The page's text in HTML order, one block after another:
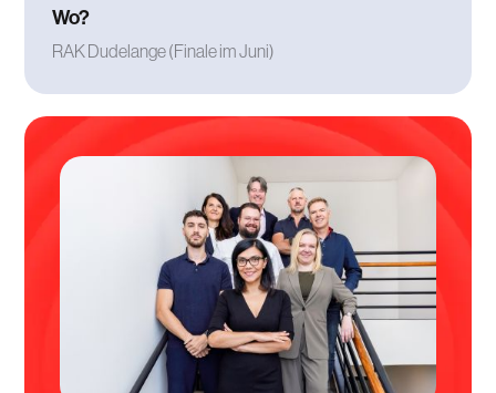
Wo?
RAK Dudelange (Finale im Juni)